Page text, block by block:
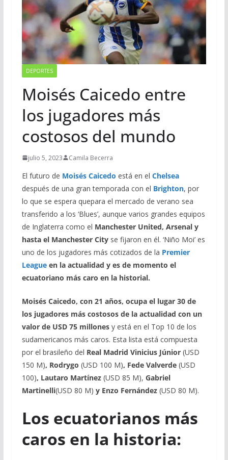
DEPORTES
Moisés Caicedo entre
los jugadores más
costosos del mundo
julio 5, 2023 Camila Becerra
El futuro de Moisés Caicedo está en el Chelsea
después de una gran temporada con el Brighton, por
lo que se espera quepara el mercado de verano sea
transferido a los ‘Blues’, aunque varios grandes equipos
de Inglaterra como el Manchester United, Arsenal y
hasta el Manchester Cityse fijaron en él. ‘Niño Moi’ es
uno de los jugadores más cotizados de la Premier
League en la actualidad y es de momento el
ecuatoriano más caro en la historial.
Moisés Caicedo, con 21 años, ocupa el lugar 30 de
los jugadores más costosos de la actualidad con un
valor de USD 75 millones y está en el Top 10 de los
sudamericanos más caros. Esta lista está compuesta
por el brasileño del Real Madrid Vinicius Júnior (USD
150 M), Rodrygo (USD 100 M), Fede Valverde(USD
100), Lautaro Martínez (USD 85 M), Gabriel
Martinelli(USD 80 M) y Enzo Fernández (USD 80 M).
Los ecuatorianos más
caros en la historia: